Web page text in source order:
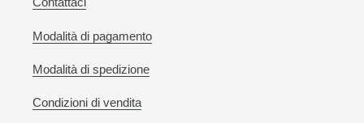
Modalità di pagamento
Modalità di spedizione
Condizioni di vendita